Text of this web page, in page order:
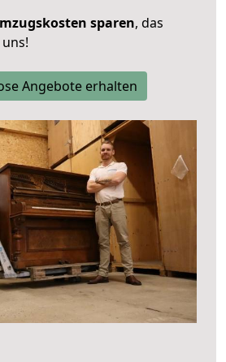
sparen, das
Angebote erhalten